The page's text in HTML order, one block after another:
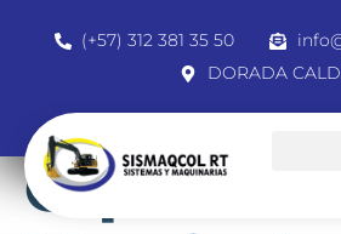
(+57) 312 381 35 50
DORADA